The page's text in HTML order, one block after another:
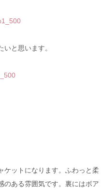
と思います。
ケットになります。ふわっと柔
のある雰囲気です。裏にはボア